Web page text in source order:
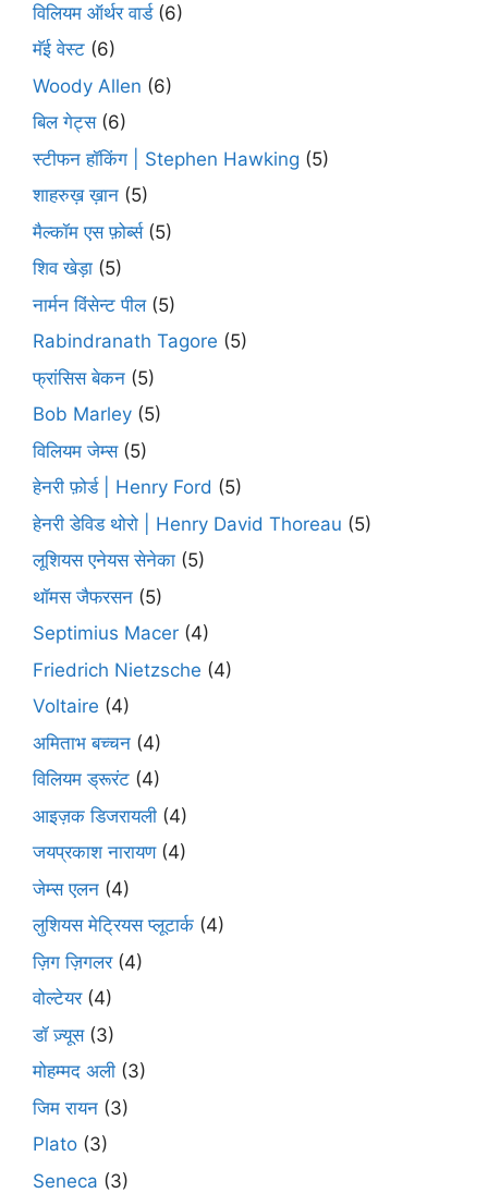
विलियम ऑर्थर वार्ड(6)
मॅई वेस्ट (6)
Woody Allen (6)
बिल गेट्स(6)
स्टीफन हॉकिंग | Stephen Hawking (5)
शाहरुख़ ख़ान (5)
मैल्कॉम एस फ़ोर्ब्स(5)
शिव खेड़ा (5)
नार्मन विंसेन्ट पील(5)
Rabindranath Tagore (5)
फ्रांसिस बेकन (5)
Bob Marley (5)
विलियम जेम्स(5)
हेनरी फ़ोर्ड | Henry Ford (5)
हेनरी डेविड थोरो | Henry David Thoreau (5)
लूशियस एनेयस सेनेका (5)
थॉमस जैफरसन (5)
Septimius Macer (4)
Friedrich Nietzsche (4)
Voltaire (4)
अमिताभ बच्चन (4)
विलियम ड्रूरंट (4)
आइज़क डिजरायली (4)
जयप्रकाश नारायण(4)
जेम्स एलन (4)
लुशियस मेट्रियस प्लूटार्क (4)
ज़िग ज़िगलर(4)
वोल्टेयर(4)
डॉ ज़्यूस(3)
मोहम्मद अली (3)
जिम रायन (3)
Plato (3)
Seneca (3)